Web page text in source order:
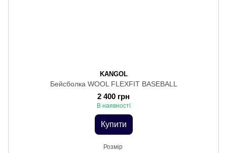
KANGOL
Бейсболка WOOL FLEXFIT BASEBALL
2 400 грн
В наявності
Купити
Розмір